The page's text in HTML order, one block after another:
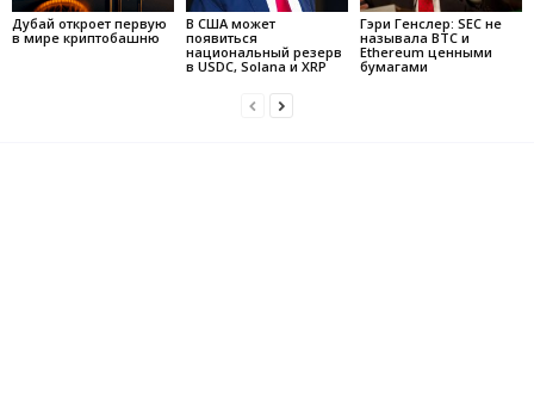
Дубай откроет первую
в мире криптобашню
В США может
появиться
национальный резерв
в USDC, Solana и XRP
Гэри Генслер: SEC не
называла BTC и
Ethereum ценными
бумагами